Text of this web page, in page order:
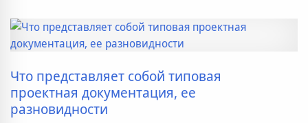
Что представляет собой типовая
проектная документация, ее
разновидности